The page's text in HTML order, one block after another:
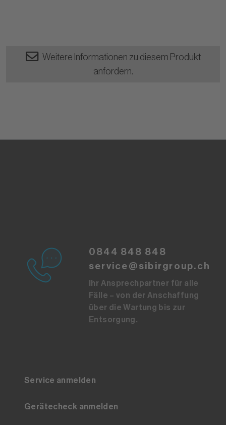
Weitere Informationen zu diesem Produkt
anfordern.
0844 848 848
service@sibirgroup.ch
Ihr Ansprechpartner für alle
Fälle – von der Anschaffung
über die Wartung bis zur
Entsorgung.
Service anmelden
Gerätecheck anmelden